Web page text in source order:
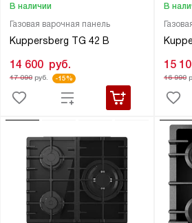
Газовая варочная панель
Kuppersberg TG 42 B
В наличии
14 600 руб.
17 090руб. -15%
В
15
16 990